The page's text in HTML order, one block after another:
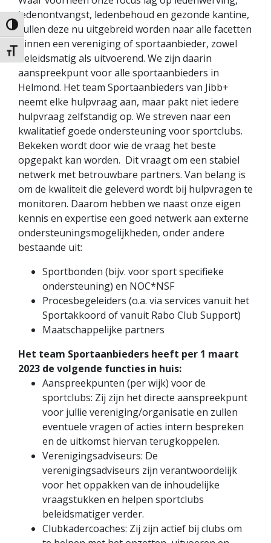
Keuze voor hoog contrast
Kies grootte van het lettertype
ledenontvangst, ledenbehoud en gezonde kantine,
zullen deze nu uitgebreid worden naar alle facetten
binnen een vereniging of sportaanbieder, zowel
beleidsmatig als uitvoerend. We zijn daarin
aanspreekpunt voor alle sportaanbieders in
Helmond. Het team Sportaanbieders van Jibb+
neemt elke hulpvraag aan, maar pakt niet iedere
hulpvraag zelfstandig op. We streven naar een
kwalitatief goede ondersteuning voor sportclubs.
Bekeken wordt door wie de vraag het beste
opgepakt kan worden. Dit vraagt om een stabiel
netwerk met betrouwbare partners. Van belang is
om de kwaliteit die geleverd wordt bij hulpvragen te
monitoren. Daarom hebben we naast onze eigen
kennis en expertise een goed netwerk aan externe
ondersteuningsmogelijkheden, onder andere
bestaande uit:
Sportbonden (bijv. voor sport specifieke
ondersteuning) en NOC*NSF
Procesbegeleiders (o.a. via services vanuit het
Sportakkoord of vanuit Rabo Club Support)
Maatschappelijke partners
Het team Sportaanbieders heeft per 1 maart
2023 de volgende functies in huis:
Aanspreekpunten (per wijk) voor de
sportclubs: Zij zijn het directe aanspreekpunt
voor jullie vereniging/organisatie en zullen
eventuele vragen of acties intern bespreken
en de uitkomst hiervan terugkoppelen.
Verenigingsadviseurs: De
verenigingsadviseurs zijn verantwoordelijk
voor het oppakken van de inhoudelijke
vraagstukken en helpen sportclubs
beleidsmatiger verder.
Clubkadercoaches: Zij zijn actief bij clubs om